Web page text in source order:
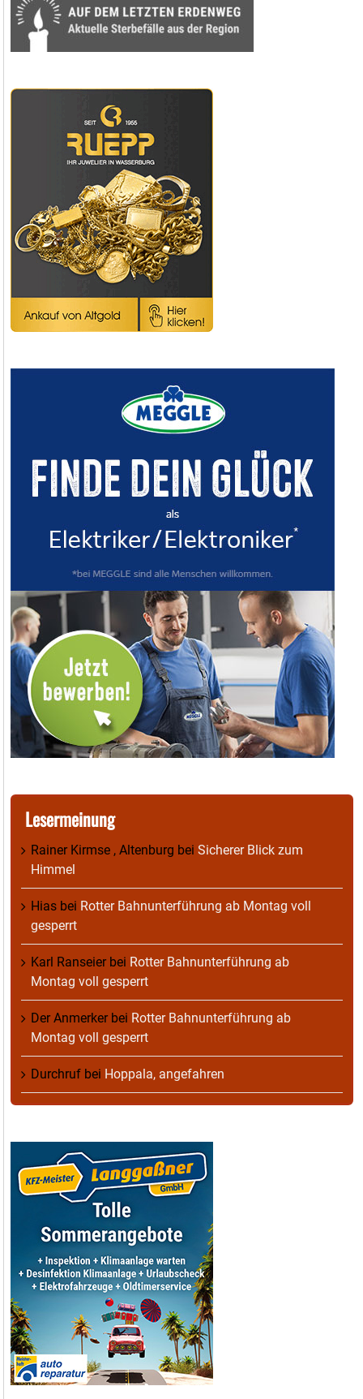
Lesermeinung
Rainer Kirmse , Altenburg bei Sicherer Blick zum
Himmel
Hias bei Rotter Bahnunterführung ab Montag voll
gesperrt
Karl Ranseierbei Rotter Bahnunterführung ab
Montag voll gesperrt
Der Anmerkerbei Rotter Bahnunterführung ab
Montag voll gesperrt
Durchruf bei Hoppala, angefahren